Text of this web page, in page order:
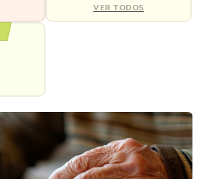
VER TODOS